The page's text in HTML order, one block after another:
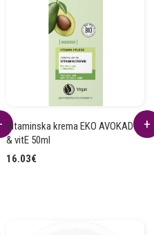
Vitaminska krema EKO AVOKADO
& vitE 50ml
16.03€